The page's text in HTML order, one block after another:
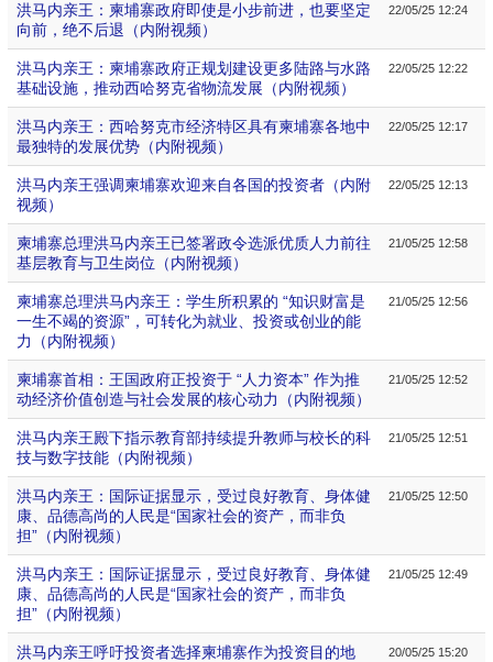
洪马内亲王：柬埔寨政府即使是小步前进，也要坚定
向前，绝不后退（内附视频）
22/05/25 12:24
洪马内亲王：柬埔寨政府正规划建设更多陆路与水路
基础设施，推动西哈努克省物流发展（内附视频）
22/05/25 12:22
洪马内亲王：西哈努克市经济特区具有柬埔寨各地中
最独特的发展优势（内附视频）
22/05/25 12:17
洪马内亲王强调柬埔寨欢迎来自各国的投资者（内附
视频）
22/05/25 12:13
柬埔寨总理洪马内亲王已签署政令选派优质人力前往
基层教育与卫生岗位（内附视频）
21/05/25 12:58
柬埔寨总理洪马内亲王：学生所积累的 “知识财富是
一生不竭的资源”，可转化为就业、投资或创业的能
力（内附视频）
21/05/25 12:56
柬埔寨首相：王国政府正投资于 “人力资本” 作为推
动经济价值创造与社会发展的核心动力（内附视频）
21/05/25 12:52
洪马内亲王殿下指示教育部持续提升教师与校长的科
技与数字技能（内附视频）
21/05/25 12:51
洪马内亲王：国际证据显示，受过良好教育、身体健
康、品德高尚的人民是“国家社会的资产，而非负
担”（内附视频）
21/05/25 12:50
洪马内亲王：国际证据显示，受过良好教育、身体健
康、品德高尚的人民是“国家社会的资产，而非负
担”（内附视频）
21/05/25 12:49
洪马内亲王呼吁投资者选择柬埔寨作为投资目的地
20/05/25 15:20